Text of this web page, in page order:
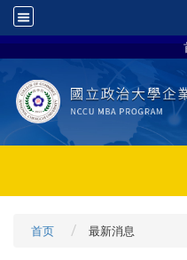
首页 最新消息